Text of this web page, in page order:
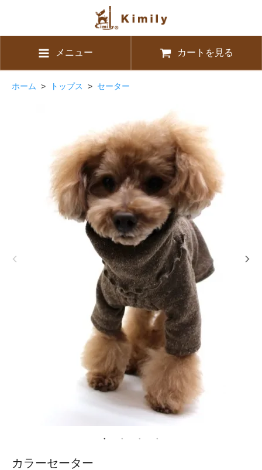
メニュー カートを見る
ホーム > トップス > セーター
カラーセーター